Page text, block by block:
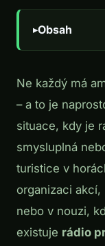
Obsah
Ne každý má
– a to je
situace, kdy je
smysluplná
turistice v
organizaci
nebo v nouzi,
existuje rádio